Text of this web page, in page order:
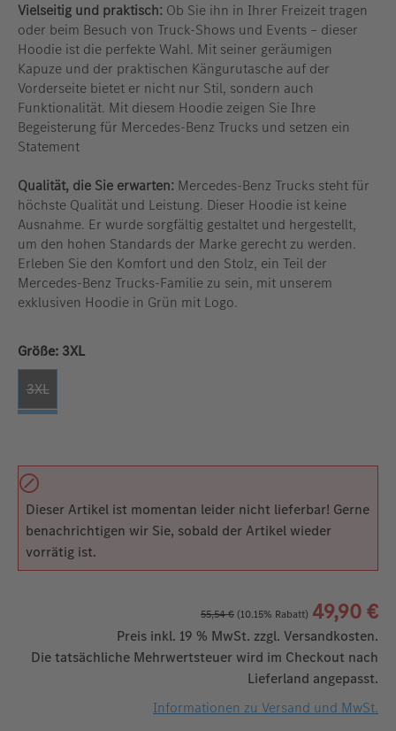
Vielseitig und praktisch: Ob Sie ihn in Ihrer Freizeit tragen
oder beim Besuch von Truck-Shows und Events – dieser
Hoodie ist die perfekte Wahl. Mit seiner geräumigen
Kapuze und der praktischen Kängurutasche auf der
Vorderseite bietet er nicht nur Stil, sondern auch
Funktionalität. Mit diesem Hoodie zeigen Sie Ihre
Begeisterung für Mercedes-Benz Trucks und setzen ein
Statement
Qualität, die Sie erwarten: Mercedes-Benz Trucks steht für
höchste Qualität und Leistung. Dieser Hoodie ist keine
Ausnahme. Er wurde sorgfältig gestaltet und hergestellt,
um den hohen Standards der Marke gerecht zu werden.
Erleben Sie den Komfort und den Stolz, ein Teil der
Mercedes-Benz Trucks-Familie zu sein, mit unserem
exklusiven Hoodie in Grün mit Logo.
Größe:auswählen
3XL
3XL
Dieser Artikel ist momentan leider nicht lieferbar! Gerne
benachrichtigen wir Sie, sobald der Artikel wieder
vorrätig ist.
55,54 €(10.15% Rabatt) 49,90 €
Preis inkl. 19 % MwSt. zzgl. Versandkosten.
Die tatsächliche Mehrwertsteuer wird im Checkout nach
Lieferland angepasst.
Informationen zu Versand und MwSt.